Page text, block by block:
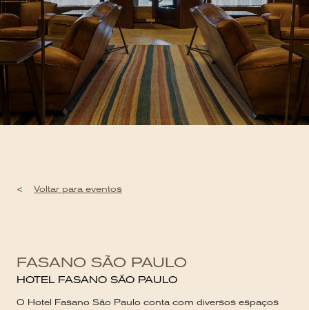
WHAT'S COOKING
CORRIERE
HISTÓRIA
SUSTENTABILIDADE
CONTATO
< Voltar para eventos
FASANO SÃO PAULO
HOTEL FASANO SÃO PAULO
O Hotel Fasano São Paulo conta com diversos espaços